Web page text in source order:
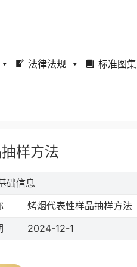
法律法规 标准图集
样方法
础信息
烤烟代表性样品抽样方法
2024-12-1